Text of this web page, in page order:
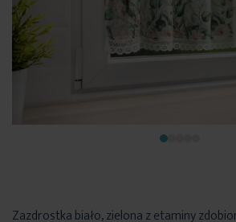
Zazdrostka biało, zielona z etaminy